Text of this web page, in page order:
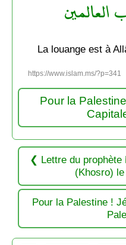
العالمين
La louange est à
https://www.islam.ms/?p=341
Pour la
Lettre du prophète
(Khosro)
Pour la Palestine !